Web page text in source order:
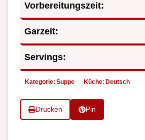
Vorbereitungszeit:
Garzeit:
Servings:
Kategorie: Suppe Küche: Deutsch
Drucken Pin